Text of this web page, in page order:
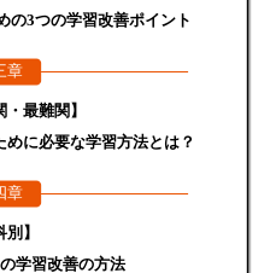
の3つの学習改善ポイント
章
・最難関】
に必要な学習方法とは？
章
別】
学習改善の方法